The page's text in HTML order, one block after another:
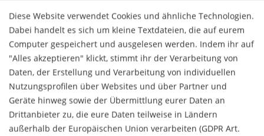
Diese Website verwendet Cookies und ähnliche Technologien.
Dabei handelt es sich um kleine Textdateien, die auf eurem
Computer gespeichert und ausgelesen werden. Indem ihr auf
"Alles akzeptieren" klickt, stimmt ihr der Verarbeitung von
Daten, der Erstellung und Verarbeitung von individuellen
Nutzungsprofilen über Websites und über Partner und
Geräte hinweg sowie der Übermittlung eurer Daten an
Drittanbieter zu, die eure Daten teilweise in Ländern
außerhalb der Europäischen Union verarbeiten (GDPR Art.
inkl. MwSt. zzgl. Versandkosten
Derzeit nicht lieferbar.
Merken Bewerten